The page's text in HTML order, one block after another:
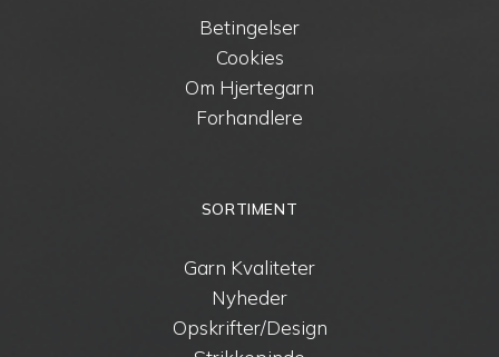
Betingelser
Cookies
Om Hjertegarn
Forhandlere
SORTIMENT
Garn Kvaliteter
Nyheder
Opskrifter/Design